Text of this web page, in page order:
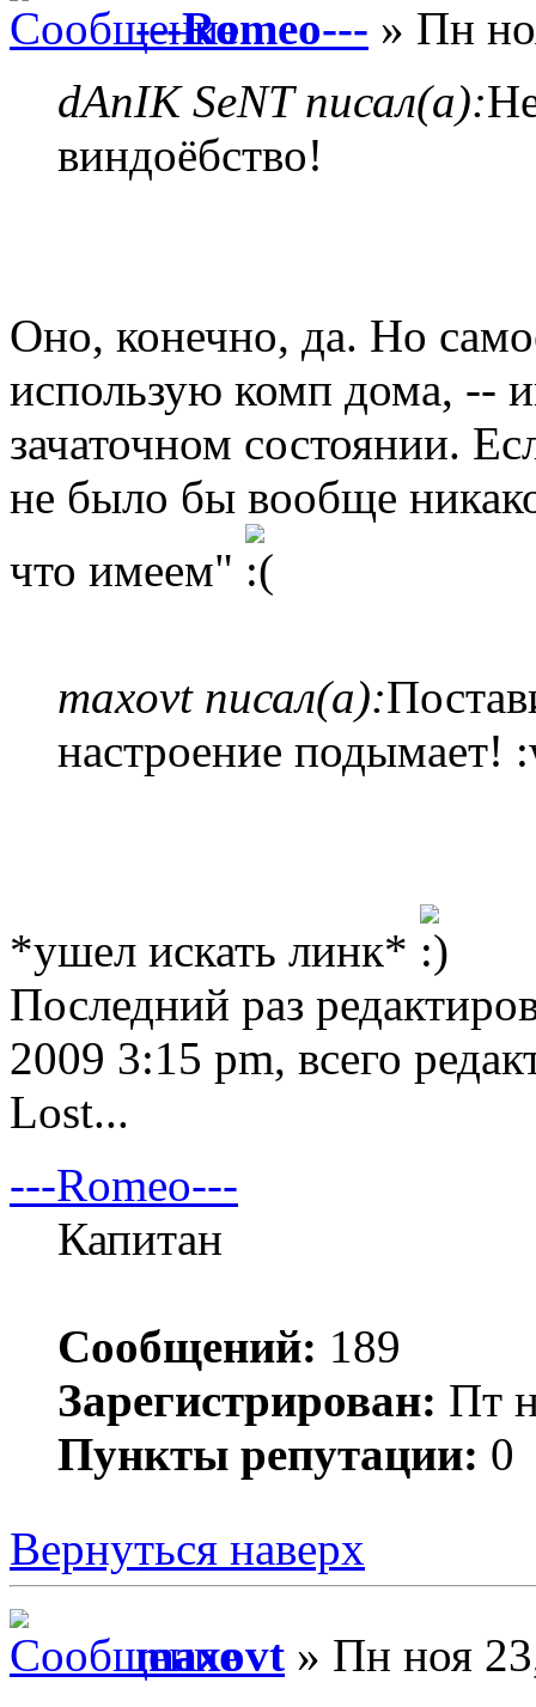
---Romeo--- » Пн
dAnIK SeNT писал(а):
виндоёбство!
Оно, конечно, да. Но
использую комп дома, --
зачаточном состоянии.
не было бы вообще
что имеем"
maxovt писал(а):
настроение подымает!
*ушел искать линк*
Последний раз
2009 3:15 pm, всего
Lost...
---Romeo---
Капитан
Сообщений: 189
Зарегистрирован: Пт
Пункты репутации: 0
Вернуться наверх
maxovt » Пн ноя